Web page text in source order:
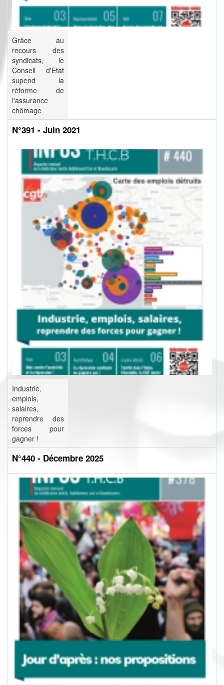
Grâce au
recours des
syndicats, le
Conseil d'Etat
supend la
réforme de
l'assurance
chômage
N°391 - Juin 2021
Industrie,
emplois,
salaires,
reprendre des
forces pour
gagner !
N°440 - Décembre 2025